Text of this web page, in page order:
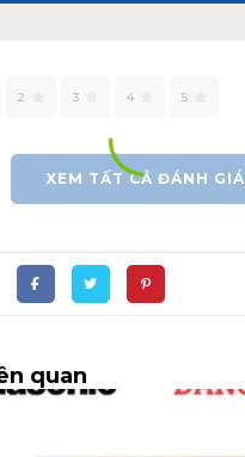
2 3 4 5
XEM TẤT CẢ ĐÁNH GIÁ
quan